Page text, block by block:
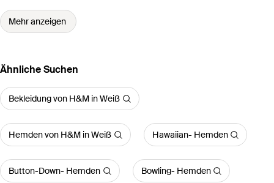
Mehr anzeigen
Ähnliche Suchen
Bekleidung von H&M in Weiß
Hemden von H&M in Weiß Hawaiian- Hemden
Button-Down- Hemden Bowling- Hemden